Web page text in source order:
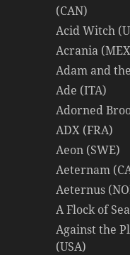
(CAN)
Acid Witch
Acrania
Adam and
Ade (ITA)
Adorned
ADX (FRA)
Aeon (SWE)
Aeternam
Aeternus
A Flock of
Against the
(USA)